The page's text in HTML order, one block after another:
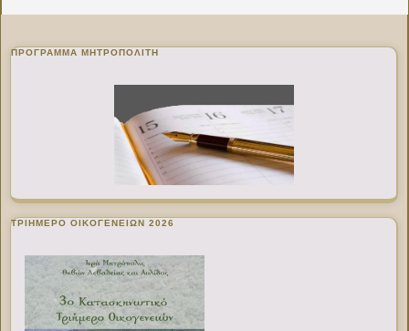
ΠΡΌΓΡΑΜΜΑ ΜΗΤΡΟΠΟΛΊΤΗ
ΤΡΙΗΜΕΡΟ ΟΙΚΟΓΕΝΕΙΩΝ 2026